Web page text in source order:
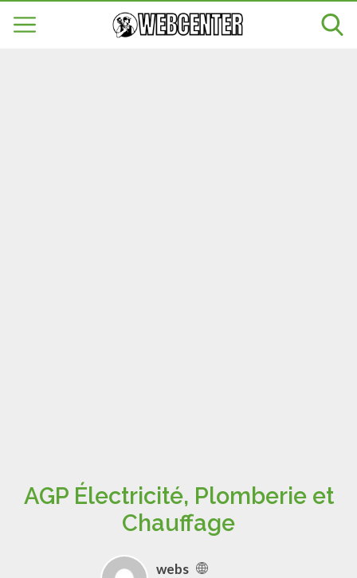
AGP Électricité, Plomberie et
Chauffage
webs